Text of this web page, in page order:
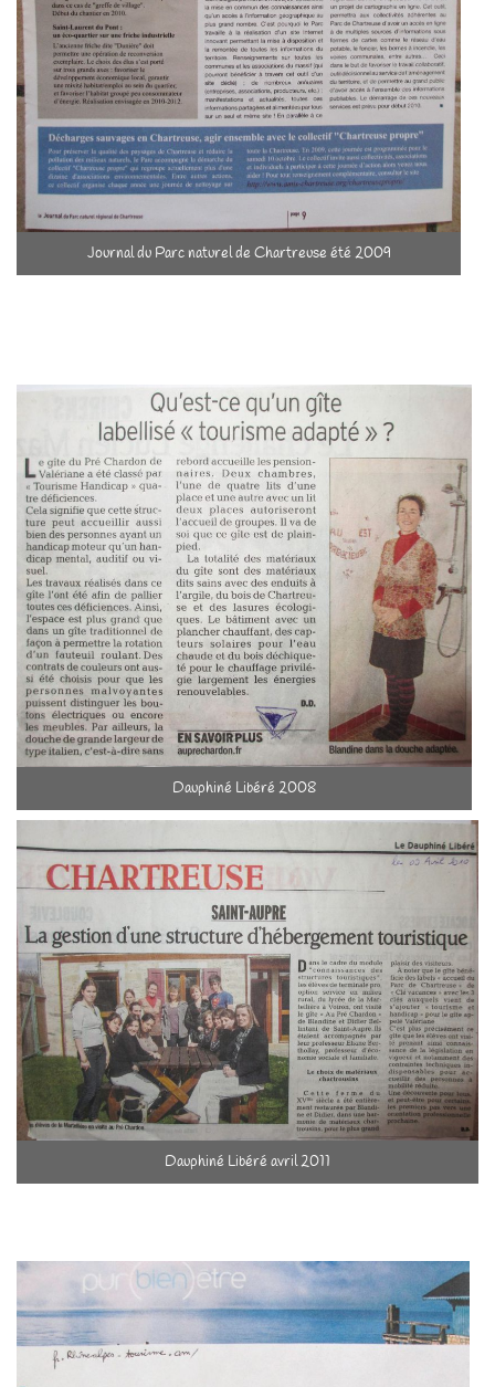
Journal du Parc naturel de Chartreuse été 2009
Dauphiné Libéré 2008
Dauphiné Libéré avril 2011